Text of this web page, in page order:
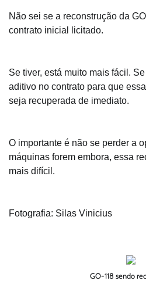
Não sei se a reconstrução da
contrato inicial licitado.
Se tiver, está muito mais fácil.
aditivo no contrato para que
seja recuperada de imediato.
O importante é não se perder a
máquinas forem embora, essa
mais difícil.
Fotografia: Silas Vinicius
GO-118 sendo